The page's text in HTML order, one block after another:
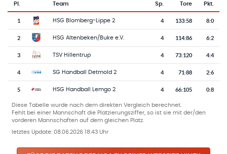
Tabelle mit Vereinsplatzierungen, Spielen, Toren und Punkten
Pl.
Team-Logo
Team Sp. Tore Pkt.
1 HSG Blomberg-Lippe 2 4 133:58 8:0
2 HSG Altenbeken/Buke e.V. 4 114:86 6:2
3 TSV Hillentrup 4 73:120 4:4
4 SG Handball Detmold 2 4 71:88 2:6
5 HSG Handball Lemgo 2 4 66:105 0:8
Diese Tabelle wurde nach dem direkten Vergleich berechnet.
Fehlt bei einer Mannschaft die Platzierungsziffer, so ist sie mit der/den
vorderen Mannschaften auf dem gleichen Platz.
letztes Update: 08.06.2026 18:43 Uhr